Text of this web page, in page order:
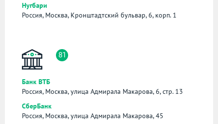
Нугбари
Россия, Москва, Кронштадтский бульвар, 6, корп. 1
81
Банк ВТБ
Россия, Москва, улица Адмирала Макарова, 6, стр. 13
СберБанк
Россия, Москва, улица Адмирала Макарова, 45